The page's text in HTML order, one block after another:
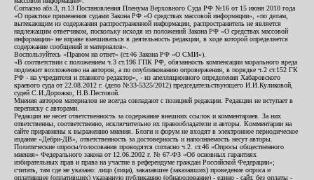
Согласно абз.3, п.13 Постановления Пленума Верховного Суда РФ №16 от 15 июня 2010 года
«О практике применения судами Закона РФ «О средствах массовой информации», «по делам,
вытекающим из содержания распространенной информации, распространитель не является
надлежащим ответчиком, поскольку исходя из положений Закона РФ «О средствах массовой
информации» не вправе вмешиваться в деятельность редакции, в ходе которой определяется
содержание сообщений и материалов».
Воспользуйтесь «Правом на ответ» (ст.46 Закона РФ «О СМИ»).
«В соответствии с положением ч.3 ст.196 ГПК РФ, обязанность компенсации морального вреда
подлежит возложению на авторов, а по опубликованию опровержения, в порядке ч.2 ст.152 ГК
РФ - на учредителя и главного редактор», - из апелляционного определения Хабаровского
краевого суда от 22.08.2012 г. (дело №33-5325/2012) председательствующего И.И.Куликовой,
судей С.И.Дорожко, Н.В.Пестовой.
Мнения авторов материалов не всегда совпадают с позицией редакции. Редакция не вступает в
переписку с авторами.
Редакция не несет ответственность за содержание внешних ссылок и комментариев. За них
ответственны, соответственно, исключительно их правообладатели и авторы. Комментарии на
сайте приравнены к выражению мнения. Блоги и форум не входят в электронное периодическое
издание «Дебри-ДВ», ответственность за достоверность и наполняемость несут авторы.
Политические опросы/голосования проводятся согласно ч.2. ст.46 «Опросы общественного
мнения» Федерального закона от 12.06.2002 г. № 67-ФЗ «Об основных гарантиях
избирательных прав и права на участие в референдуме граждан Российской Федерации»;
считать, там где не указано: лицо (лица), заказавшее (заказавших) проведение опроса и
оплатившее (оплативших) указанную публикацию (обнародование) - едино - сайт, без оплаты -